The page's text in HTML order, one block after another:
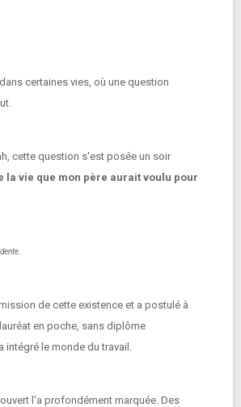
certaines vies, où une question
cette question s'est posée un soir
la vie que mon père aurait voulu pour
de cette existence et a postulé à
en poche, sans diplôme
intégré le monde du travail.
l'a profondément marquée. Des